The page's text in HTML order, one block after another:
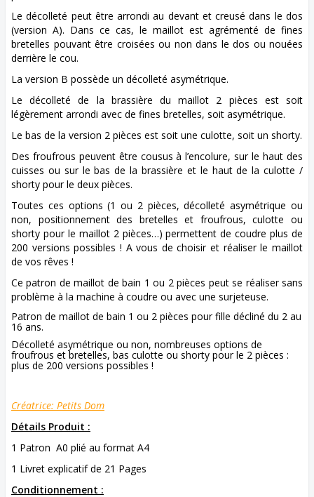
Le décolleté peut être arrondi au devant et creusé dans le dos
(version A). Dans ce cas, le maillot est agrémenté de fines
bretelles pouvant être croisées ou non dans le dos ou nouées
derrière le cou.
La version B possède un décolleté asymétrique.
Le décolleté de la brassière du maillot 2 pièces est soit
légèrement arrondi avec de fines bretelles, soit asymétrique.
Le bas de la version 2 pièces est soit une culotte, soit un shorty.
Des froufrous peuvent être cousus à l’encolure, sur le haut des
cuisses ou sur le bas de la brassière et le haut de la culotte /
shorty pour le deux pièces.
Toutes ces options (1 ou 2 pièces, décolleté asymétrique ou
non, positionnement des bretelles et froufrous, culotte ou
shorty pour le maillot 2 pièces…) permettent de coudre plus de
200 versions possibles ! A vous de choisir et réaliser le maillot
de vos rêves !
Ce patron de maillot de bain 1 ou 2 pièces peut se réaliser sans
problème à la machine à coudre ou avec une surjeteuse.
Patron de maillot de bain 1 ou 2 pièces pour fille décliné du 2 au
16 ans.
Décolleté asymétrique ou non, nombreuses options de
froufrous et bretelles, bas culotte ou shorty pour le 2 pièces :
plus de 200 versions possibles !
Créatrice: Petits Dom
Détails Produit :
1 Patron A0 plié au format A4
1 Livret explicatif de 21 Pages
Conditionnement :